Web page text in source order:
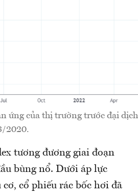
ứng của thị trường trước đại dịch
2020.
tương đương giai đoạn
bùng nổ. Dưới áp lực
cổ phiếu rác bốc hơi đã